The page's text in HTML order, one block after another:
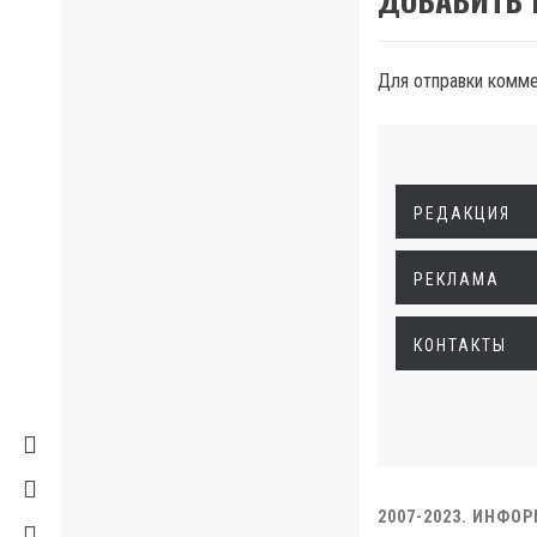
Для отправки
РЕДАКЦИЯ
РЕКЛАМА
КОНТАКТЫ
2007-2023.